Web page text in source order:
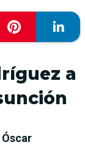
a
Óscar